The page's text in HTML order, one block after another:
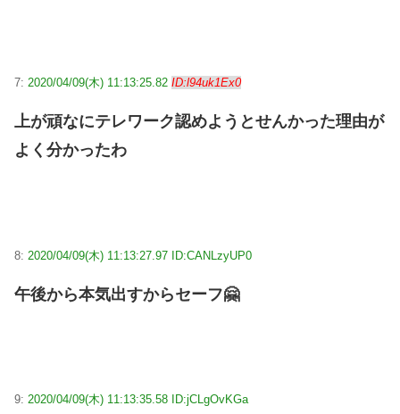
7: 2020/04/09(木) 11:13:25.82 ID:l94uk1Ex0
上が頑なにテレワーク認めようとせんかった理由が
よく分かったわ
8: 2020/04/09(木) 11:13:27.97 ID:CANLzyUP0
午後から本気出すからセーフ🤗
9: 2020/04/09(木) 11:13:35.58 ID:jCLgOvKGa